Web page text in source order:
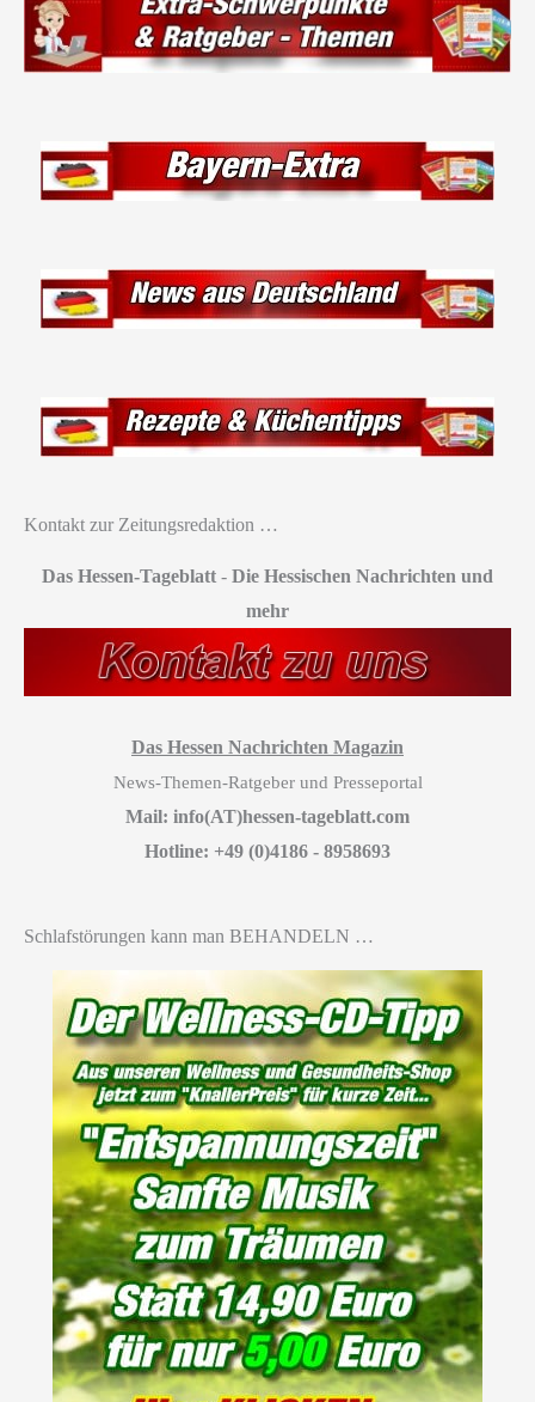
Kontakt zur Zeitungsredaktion …
Das Hessen-Tageblatt - Die Hessischen Nachrichten und
mehr
Das Hessen Nachrichten Magazin
News-Themen-Ratgeber und Presseportal
Mail: info(AT)hessen-tageblatt.com
Hotline: +49 (0)4186 - 8958693
Schlafstörungen kann man BEHANDELN …